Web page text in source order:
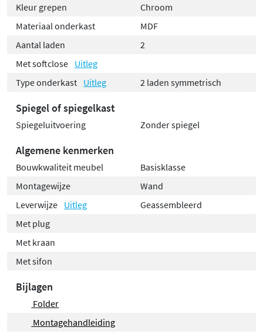
Kleur grepen
Chroom
Materiaal onderkast
MDF
Aantal laden
2
Met softclose Uitleg
Type onderkast Uitleg 2 laden symmetrisch
Spiegel of spiegelkast
Spiegeluitvoering Zonder spiegel
Algemene kenmerken
Bouwkwaliteit meubel
Basisklasse
Montagewijze
Wand
Leverwijze Uitleg
Geassembleerd
Met plug
Met kraan
Met sifon
Bijlagen
Folder
Montagehandleiding